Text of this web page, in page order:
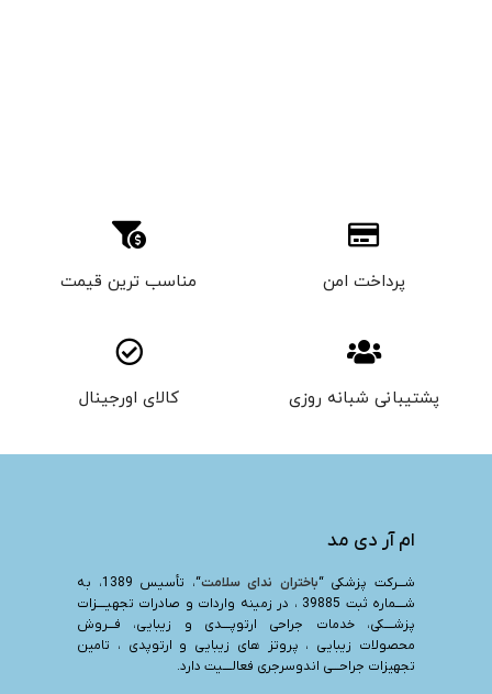
پرداخت امن مناسب ترین قیمت
پشتیبانی شبانه روزی کالای اورجینال
ام آر دی مد
شـــرکت پزشکی “باختران ندای سلامت
“، تأسیس 1389، به
شــــماره ثبت 39885 ، در زمینه واردات و صادرات تجهیــــزات
پزشــــکی، خدمات جراحی ارتوپــــدی و زیبایی، فـــروش
محصولات زیبایی ، پروتز های زیبایی و ارتوپدی ، تامین
تجهیزات جراحـــی اندوسرجری فعالــــیت دارد.